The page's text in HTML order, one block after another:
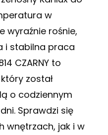
w
wyraźnie rośnie,
i stabilna praca
CZARNY to
został
o codziennym
Sprawdzi się
wnętrzach, jak i w